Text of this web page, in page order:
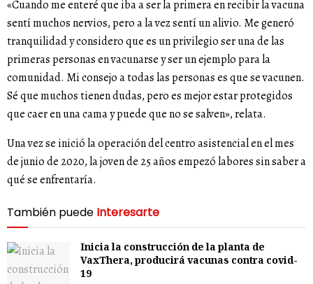
«Cuando me enteré que iba a ser la primera en recibir la vacuna
sentí muchos nervios, pero a la vez sentí un alivio. Me generó
tranquilidad y considero que es un privilegio ser una de las
primeras personas en vacunarse y ser un ejemplo para la
comunidad. Mi consejo a todas las personas es que se vacunen.
Sé que muchos tienen dudas, pero es mejor estar protegidos
que caer en una cama y puede que no se salven», relata.
Una vez se inició la operación del centro asistencial en el mes
de junio de 2020, la joven de 25 años empezó labores sin saber a
qué se enfrentaría.
También puede Interesarte
Inicia la construcción de la planta de
VaxThera, producirá vacunas contra covid-
19